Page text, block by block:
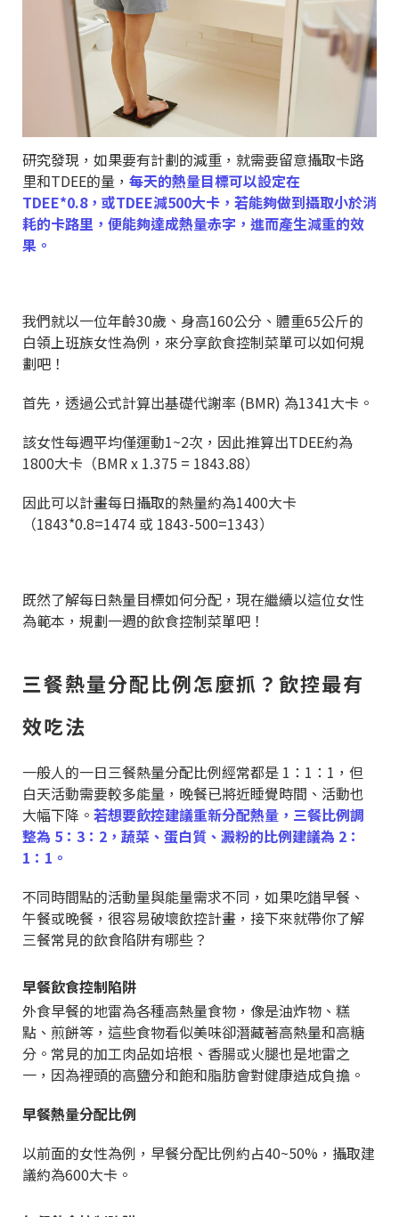
研究發現，如果要有計劃的減重，就需要留意攝取卡路
里和TDEE的量， 每天的熱量目標可以設定在
TDEE*0.8，或TDEE減500大卡，若能夠做到攝取小於消
耗的卡路里，便能夠達成熱量赤字，進而產生減重的效
果。
我們就以一位年齡30歲、身高160公分、體重65公斤的
白領上班族女性為例，來分享飲食控制菜單可以如何規
劃吧！
首先，透過公式計算出基礎代謝率 (BMR) 為1341大卡。
該女性每週平均僅運動1~2次，因此推算出TDEE約為
1800大卡（BMR x 1.375 = 1843.88）
因此可以計畫每日攝取的熱量約為1400大卡
（1843*0.8=1474 或 1843-500=1343）
既然了解每日熱量目標如何分配，現在繼續以這位女性
為範本，規劃一週的飲食控制菜單吧！
三餐熱量分配比例怎麼抓？飲控最有
效吃法
一般人的一日三餐熱量分配比例經常都是 1：1：1，但
白天活動需要較多能量，晚餐已將近睡覺時間、活動也
大幅下降。 若想要飲控建議重新分配熱量，三餐比例調
整為 5：3：2，蔬菜、蛋白質、澱粉的比例建議為 2：
1：1。
不同時間點的活動量與能量需求不同，如果吃錯早餐、
午餐或晚餐，很容易破壞飲控計畫，接下來就帶你了解
三餐常見的飲食陷阱有哪些？
早餐飲食控制陷阱
外食早餐的地雷為各種高熱量食物，像是油炸物、糕
點、煎餅等，這些食物看似美味卻潛藏著高熱量和高糖
分。常見的加工肉品如培根、香腸或火腿也是地雷之
一，因為裡頭的高鹽分和飽和脂肪會對健康造成負擔。
早餐熱量分配比例
以前面的女性為例，早餐分配比例約占40~50%，攝取建
議約為600大卡。